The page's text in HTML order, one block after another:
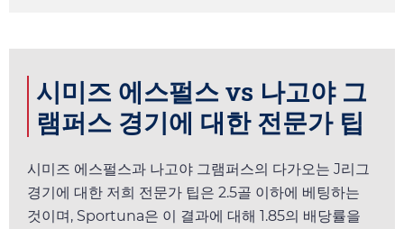
시미즈 에스펄스 vs 나고야 그
램퍼스 경기에 대한 전문가 팁
시미즈 에스펄스과 나고야 그램퍼스의 다가오는 J리그
경기에 대한 저희 전문가 팁은 2.5골 이하에 베팅하는
것이며, Sportuna은 이 결과에 대해 1.85의 배당률을